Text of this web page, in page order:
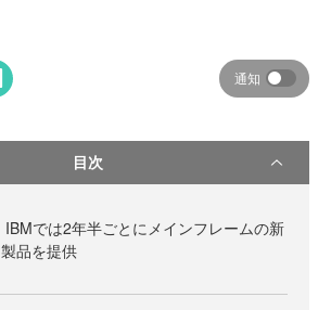
通知
目次
IBMでは2年半ごとにメインフレームの新
製品を提供